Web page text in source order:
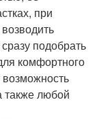
при
подобрать
комфортного
также любой